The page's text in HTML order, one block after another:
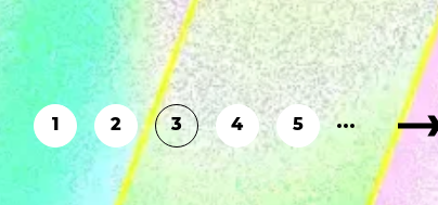
1 2 3 4 5